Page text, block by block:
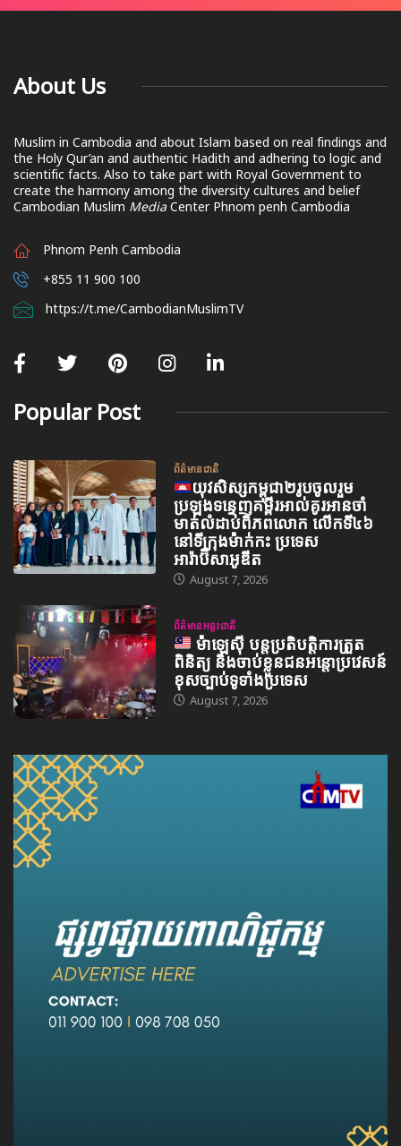
About Us
Muslim in Cambodia and about Islam based on real findings and
the Holy Qur’an and authentic Hadith and adhering to logic and
scientific facts. Also to take part with Royal Government to
create the harmony among the diversity cultures and belief
Cambodian Muslim Media Center Phnom penh Cambodia
Phnom Penh Cambodia
+855 11 900 100
https://t.me/CambodianMuslimTV
Popular Post
ព័ត៌មានជាតិ
យុវសិស្សកម្ពុជា២រូបចូលរួម
ប្រឡងទន្ទេញគម្ពីរអាល់គូរអានចាំ
មាត់លំដាប់ពិភពលោក លើកទី៤៦
នៅទីក្រុងម៉ាក់កះ ប្រទេស
អារ៉ាប៊ីសាអូឌីត
August 7, 2026
ព័ត៌មានអន្តរជាតិ
ម៉ាឡេស៊ី បន្តប្រតិបត្តិការត្រួត
ពិនិត្យ និងចាប់ខ្លួនជនអន្តោប្រវេសន៍
ខុសច្បាប់ទូទាំងប្រទេស
August 7, 2026